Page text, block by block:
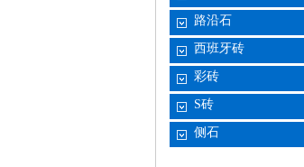
路沿石
西班牙砖
彩砖
S砖
侧石